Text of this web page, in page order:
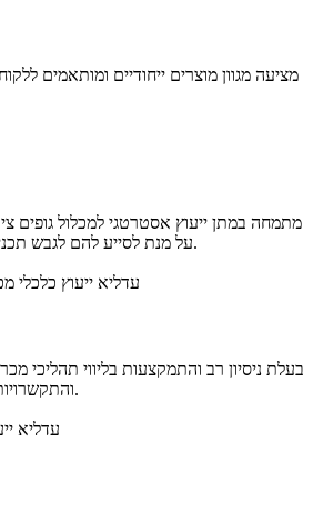
על מנת לסייע להם לגבש תכנית אסטרטגית ארוכת טווח.
והתקשרויות, בסקטור הציבורי והפרטי.